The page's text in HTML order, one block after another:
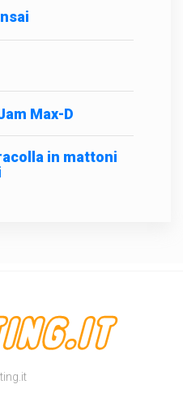
Max-D
in mattoni